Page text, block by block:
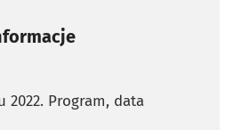
2022. Program, data